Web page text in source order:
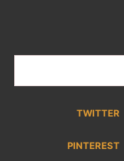
TWITTER
PINTEREST